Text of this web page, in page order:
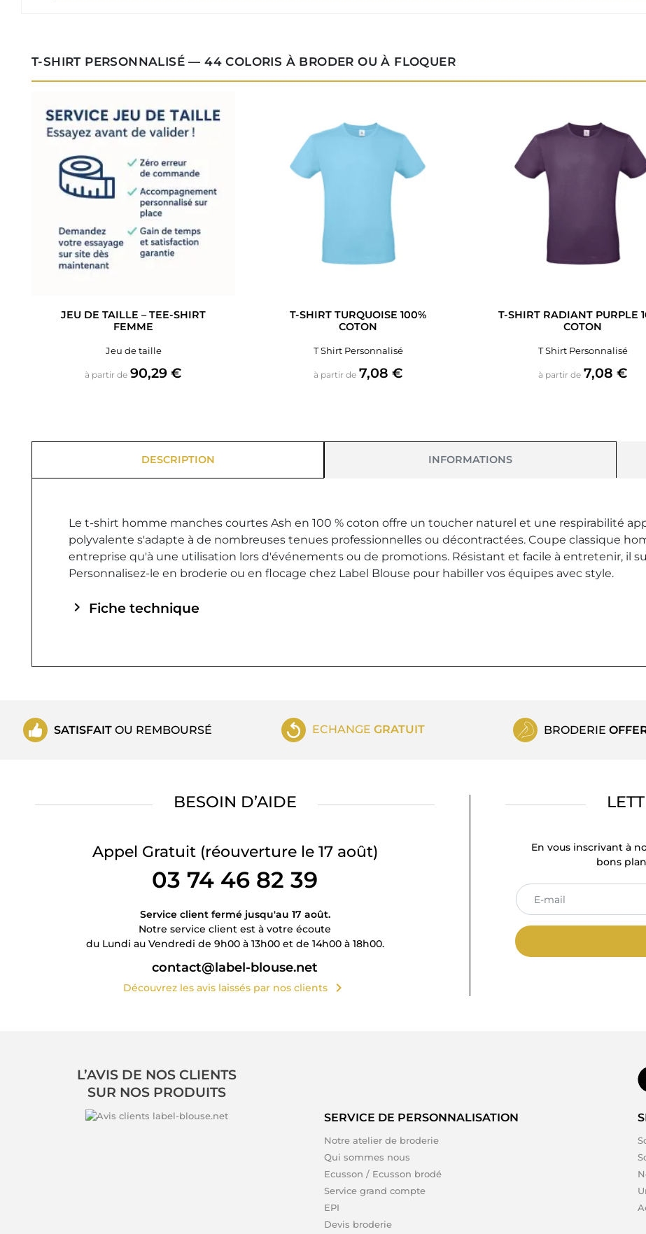
T-SHIRT PERSONNALISÉ — 44 COLORIS À BRODER OU À FLOQUER
JEU DE TAILLE – TEE-SHIRT
FEMME
Jeu de taille
à partir de Prix
90,29 €
T-SHIRT TURQUOISE 100%
COTON
T Shirt Personnalisé
à partir de Prix
7,08 €
T-SHIRT RADIANT PURPLE
COTON
T Shirt Personnalisé
à partir de Prix
7,08 €
DESCRIPTION INFORMATIONS
Le t-shirt homme manches courtes Ash en 100 % coton offre un toucher naturel et une respirabilité
polyvalente s'adapte à de nombreuses tenues professionnelles ou décontractées. Coupe classique
entreprise qu'à une utilisation lors d'événements ou de promotions. Résistant et facile à entretenir, il
Personnalisez-le en broderie ou en flocage chez Label Blouse pour habiller vos équipes avec style.
chevron_right Fiche technique
SATISFAIT OU REMBOURSÉ ECHANGE GRATUIT BRODERIE
BESOIN D’AIDE
Appel Gratuit (réouverture le 17 août)
03 74 46 82 39
Service client fermé jusqu'au 17 août.
Notre service client est à votre écoute
du Lundi au Vendredi de 9h00 à 13h00 et de 14h00 à 18h00.
contact@label-blouse.net
Découvrez les avis laissés par nos clients chevron_right
En vous inscrivant à
bons
L’AVIS DE NOS CLIENTS
SUR NOS PRODUITS
SERVICE DE PERSONNALISATION
Notre atelier de broderie
Qui sommes nous
Ecusson / Ecusson brodé
Service grand compte
EPI
Devis broderie